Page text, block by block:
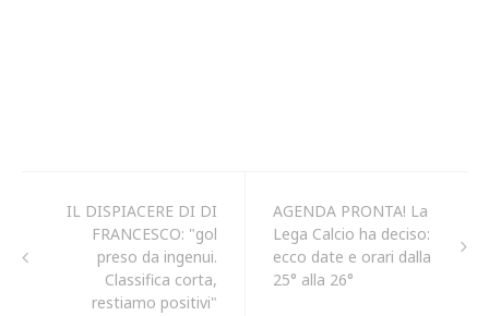
IL DISPIACERE DI DI
FRANCESCO: "gol
preso da ingenui.
Classifica corta,
restiamo positivi"
AGENDA PRONTA! La
Lega Calcio ha deciso:
ecco date e orari dalla
25° alla 26°